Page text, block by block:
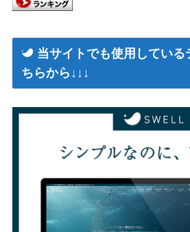
当サイトでも使用している
ちらから↓↓↓